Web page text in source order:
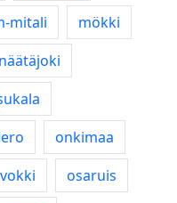
mitali
mökki
näätäjoki
onkimaa
osaruis